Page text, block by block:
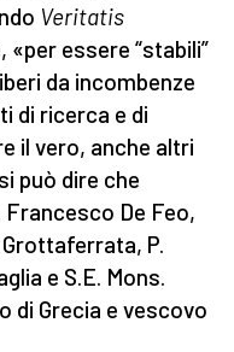
Veritatis
«per essere “stabili”
da incombenze
di ricerca e di
il vero, anche altri
può dire che
De Feo,
P.
e S.E. Mons.
di Grecia e vescovo